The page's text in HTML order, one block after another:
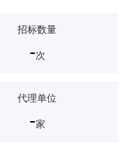
招标数量
-次
代理单位
-家